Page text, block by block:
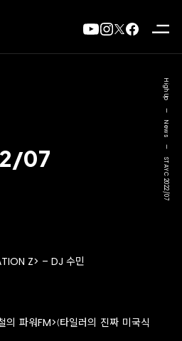
07
Z> – DJ 수민
파워FM>(타일러의 진짜 미국식
High Up
—
News
STAYC 2022/07